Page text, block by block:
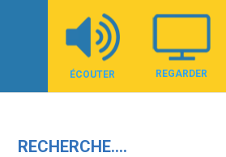
ÉCOUTER REGARDER
RECHERCHE….